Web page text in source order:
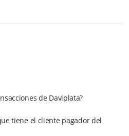
de Daviplata?
tiene el cliente pagador del